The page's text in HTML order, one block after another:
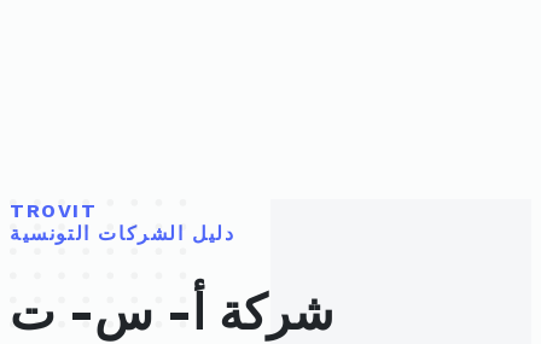
TROVIT
دليل الشركات التونسية
شركة أ- س- ت